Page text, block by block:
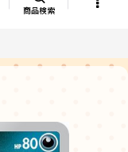
商品検索